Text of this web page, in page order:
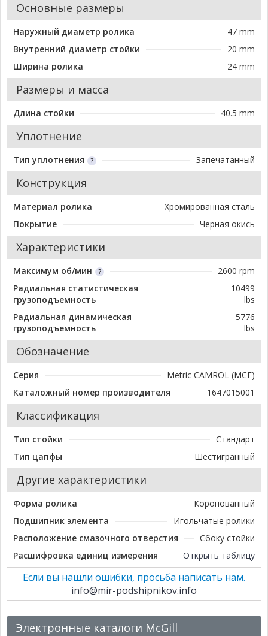
Основные размеры
Наружный диаметр ролика
47 mm
Внутренний диаметр стойки
20 mm
Ширина ролика
24 mm
Размеры и масса
Длина стойки 40.5 mm
Уплотнение
Тип уплотнения Запечатанный
Конструкция
Материал ролика
Хромированная сталь
Покрытие
Черная окись
Характеристики
Максимум об/мин
2600 rpm
Радиальная статистическая
грузоподъемность
10499
lbs
Радиальная динамическая
грузоподъемность
5776
lbs
Обозначение
Серия
Metric CAMROL (MCF)
Каталожный номер производителя
1647015001
Классификация
Тип стойки
Стандарт
Тип цапфы
Шестигранный
Другие характеристики
Форма ролика
Коронованный
Подшипник элемента
Игольчатые ролики
Расположение смазочного отверстия
Сбоку стойки
Расшифровка единиц измерения
Открыть таблицу
Если вы нашли ошибки, просьба написать нам.
info@mir-podshipnikov.info
Электронные каталоги McGill